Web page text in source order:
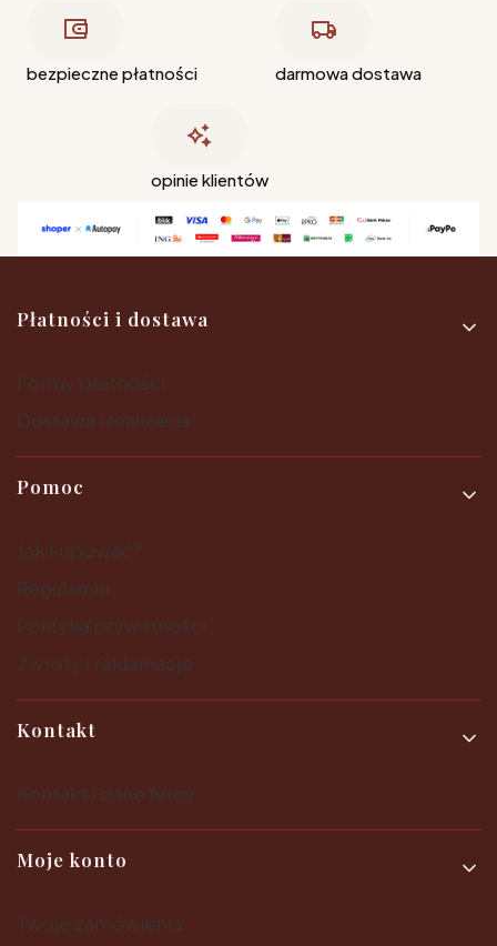
bezpieczne płatności darmowa dostawa
opinie klientów
Linki w stopce
Płatności i dostawa
Pomoc
Kontakt
Moje konto